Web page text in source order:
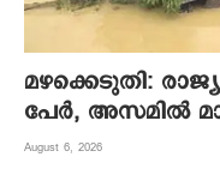
മഴക്കെടുതി:
പേർ, അസമിൽ
August 6, 2026